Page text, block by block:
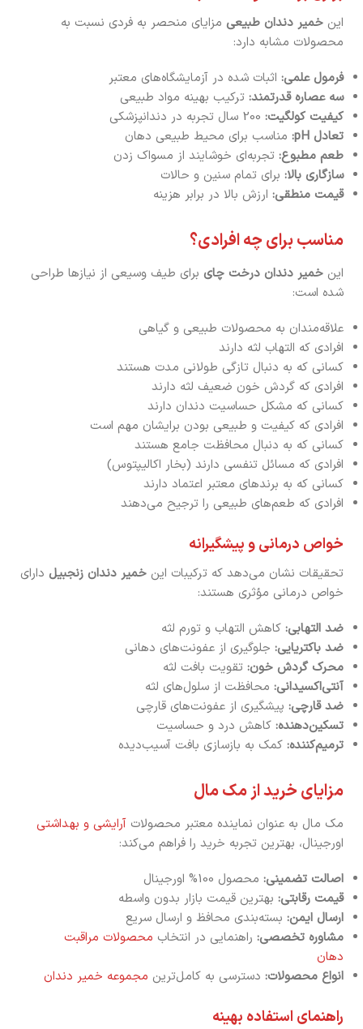
این خمیر دندان طبیعی مزایای منحصر به فردی نسبت به
محصولات مشابه دارد:
فرمول علمی: اثبات شده در آزمایشگاه‌های معتبر
سه عصاره قدرتمند: ترکیب بهینه مواد طبیعی
کیفیت کولگیت:
تعادل pH:
مناسب برای محیط طبیعی دهان
طعم مطبوع: تجربه‌ای خوشایند از مسواک زدن
سازگاری بالا: برای تمام سنین و حالات
قیمت منطقی: ارزش بالا در برابر هزینه
مناسب برای چه افرادی؟
این خمیر دندان درخت چای برای طیف وسیعی از نیازها طراحی
شده است:
علاقه‌مندان به محصولات طبیعی و گیاهی
افرادی که التهاب لثه دارند
کسانی که به دنبال تازگی طولانی مدت هستند
افرادی که گردش خون ضعیف لثه دارند
کسانی که مشکل حساسیت دندان دارند
افرادی که کیفیت و طبیعی بودن برایشان مهم است
کسانی که به دنبال محافظت جامع هستند
افرادی که مسائل تنفسی دارند (بخار اکالیپتوس)
کسانی که به برندهای معتبر اعتماد دارند
افرادی که طعم‌های طبیعی را ترجیح می‌دهند
خواص درمانی و پیشگیرانه
تحقیقات نشان می‌دهد که ترکیبات این خمیر دندان زنجبیل دارای
خواص درمانی مؤثری هستند:
ضد التهابی: کاهش التهاب و تورم لثه
ضد باکتریایی: جلوگیری از عفونت‌های دهانی
محرک گردش خون: تقویت بافت لثه
آنتی‌اکسیدانی: محافظت از سلول‌های لثه
ضد قارچی: پیشگیری از عفونت‌های قارچی
تسکین‌دهنده: کاهش درد و حساسیت
ترمیم‌کننده: کمک به بازسازی بافت آسیب‌دیده
مزایای خرید از مک مال
مک مال به عنوان نماینده معتبر محصولات آرایشی و بهداشتی
اورجینال، بهترین تجربه خرید را فراهم می‌کند:
اصالت تضمینی: محصول 100% اورجینال
قیمت رقابتی: بهترین قیمت بازار بدون واسطه
ارسال ایمن: بسته‌بندی محافظ و ارسال سریع
مشاوره تخصصی: راهنمایی در انتخاب محصولات مراقبت
دهان
انواع محصولات: دسترسی به کامل‌ترین مجموعه خمیر دندان
راهنمای استفاده بهینه